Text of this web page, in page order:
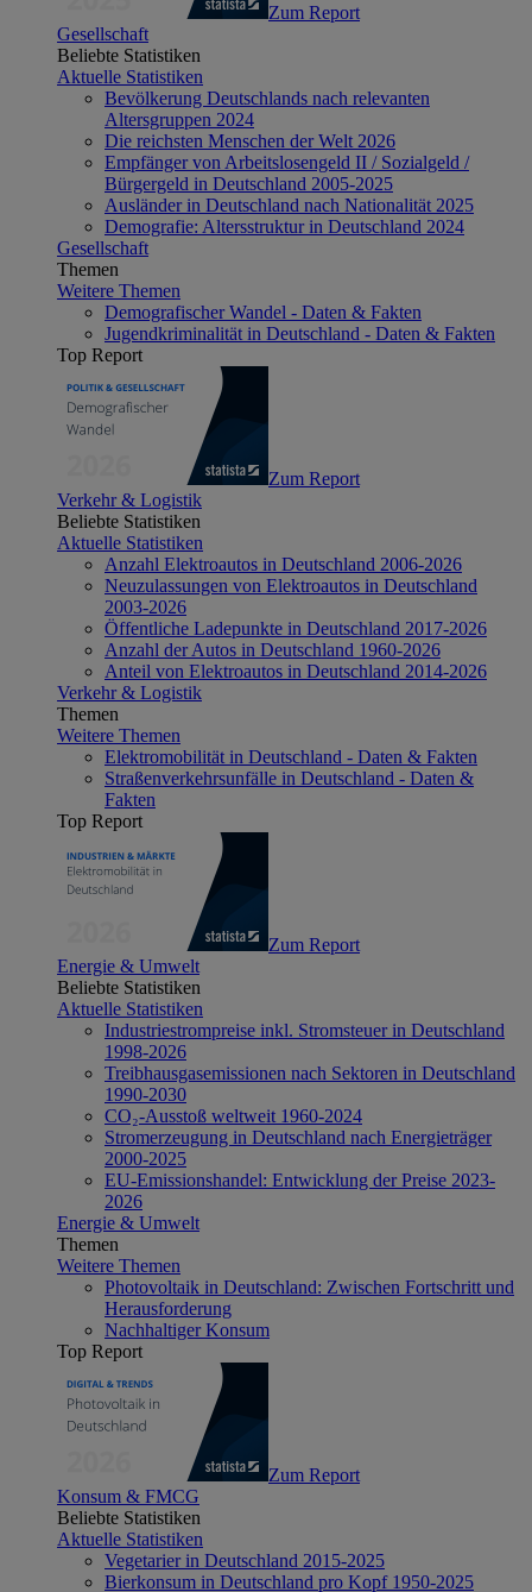
Zum Report
Gesellschaft
Beliebte Statistiken
Aktuelle Statistiken
Bevölkerung Deutschlands nach relevanten
Altersgruppen 2024
Die reichsten Menschen der Welt 2026
Empfänger von Arbeitslosengeld II / Sozialgeld /
Bürgergeld in Deutschland 2005-2025
Ausländer in Deutschland nach Nationalität 2025
Demografie: Altersstruktur in Deutschland 2024
Gesellschaft
Themen
Weitere Themen
Demografischer Wandel - Daten & Fakten
Jugendkriminalität in Deutschland - Daten & Fakten
Top Report
Zum Report
Verkehr & Logistik
Beliebte Statistiken
Aktuelle Statistiken
Anzahl Elektroautos in Deutschland 2006-2026
Neuzulassungen von Elektroautos in Deutschland
2003-2026
Öffentliche Ladepunkte in Deutschland 2017-2026
Anzahl der Autos in Deutschland 1960-2026
Anteil von Elektroautos in Deutschland 2014-2026
Verkehr & Logistik
Themen
Weitere Themen
Elektromobilität in Deutschland - Daten & Fakten
Straßenverkehrsunfälle in Deutschland - Daten &
Fakten
Top Report
Zum Report
Energie & Umwelt
Beliebte Statistiken
Aktuelle Statistiken
Industriestrompreise inkl. Stromsteuer in Deutschland
1998-2026
Treibhausgasemissionen nach Sektoren in Deutschland
1990-2030
CO₂-Ausstoß weltweit 1960-2024
Stromerzeugung in Deutschland nach Energieträger
2000-2025
EU-Emissionshandel: Entwicklung der Preise 2023-
2026
Energie & Umwelt
Themen
Weitere Themen
Photovoltaik in Deutschland: Zwischen Fortschritt und
Herausforderung
Nachhaltiger Konsum
Top Report
Zum Report
Konsum & FMCG
Beliebte Statistiken
Aktuelle Statistiken
Vegetarier in Deutschland 2015-2025
Bierkonsum in Deutschland pro Kopf 1950-2025